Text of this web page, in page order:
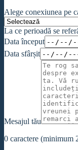
Alege conexiunea pe
La ce perioadă se
Data început
Data sfârșit
Mesajul tău
0 caractere (minimum